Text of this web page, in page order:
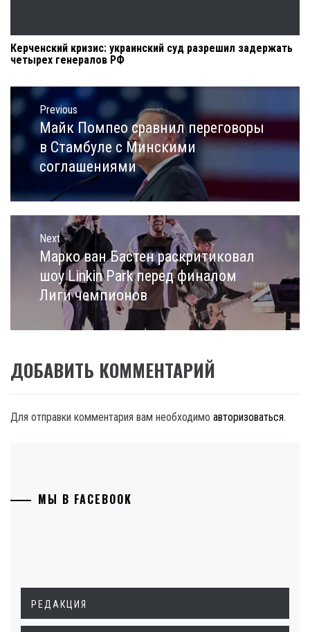
Керченский кризис: украинский суд разрешил задержать
четырех генералов РФ
Навигация
по
записям
Previous
Previous
post:
Майк Помпео сравнил переговоры
в Стамбуле с Минскими
соглашениями
Next
Next
post:
Марко ван Бастен раскритиковал
шоу Linkin Park перед финалом
Лиги чемпионов
ДОБАВИТЬ КОММЕНТАРИЙ
Для отправки комментария вам необходимо авторизоваться.
МЫ В FACEBOOK
РЕДАКЦИЯ